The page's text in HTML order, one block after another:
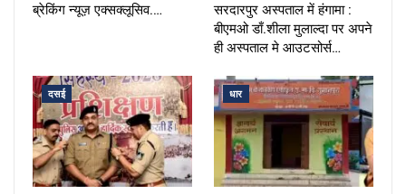
ब्रेकिंग न्यूज़ एक्सक्लूसिव.…
सरदारपुर अस्पताल में हंगामा :
बीएमओ डाँ.शीला मुलाल्दा पर अपने
ही अस्पताल मे आउटसोर्स…
दसई धार